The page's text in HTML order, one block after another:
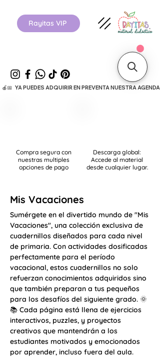
Rayitas VIP
🍎📅   YA PUEDES ADQUIRIR EN PREVENTA NUESTRA
Mis Vacaciones
Sumérgete en el divertido mundo de "Mis
Vacaciones", una colección exclusiva de
cuadernillos diseñados para cada nivel
de primaria. Con actividades dosificadas
perfectamente para el período
vacacional, estos cuadernillos no solo
refuerzan conocimientos adquiridos sino
que también preparan a tus pequeños
para los desafíos del siguiente grado. 🌞
📚 Cada página está llena de ejercicios
interactivos, puzzles, y proyectos
creativos que mantendrán a los
estudiantes motivados y emocionados
por aprender, incluso fuera del aula.
Descarga global:
Accede al material
desde cualquier lugar.
Compra segura con
nuestras multiples
opciones de pago